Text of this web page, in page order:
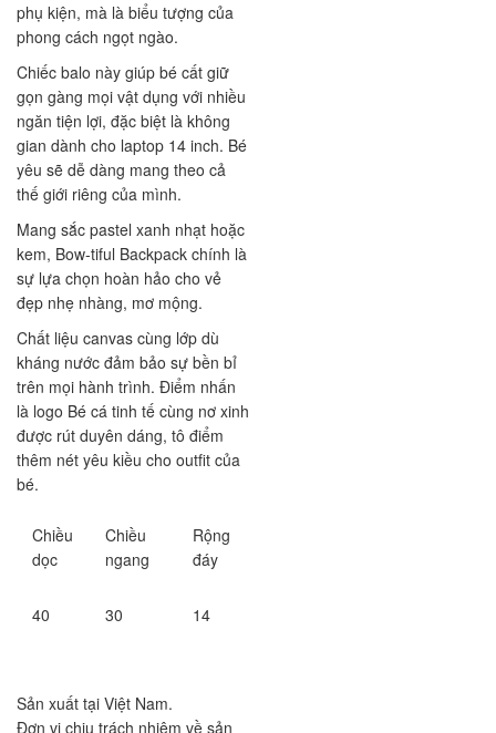
phụ kiện, mà là biểu tượng của
phong cách ngọt ngào.
​Chiếc balo này giúp bé cất giữ
gọn gàng mọi vật dụng với nhiều
ngăn tiện lợi, đặc biệt là không
gian dành cho laptop 14 inch. Bé
yêu sẽ dễ dàng mang theo cả
thế giới riêng của mình.
​Mang sắc pastel xanh nhạt hoặc
kem, Bow-tiful Backpack chính là
sự lựa chọn hoàn hảo cho vẻ
đẹp nhẹ nhàng, mơ mộng.
​Chất liệu canvas cùng lớp dù
kháng nước đảm bảo sự bền bỉ
trên mọi hành trình. Điểm nhấn
là logo Bé cá tinh tế cùng nơ xinh
được rút duyên dáng, tô điểm
thêm nét yêu kiều cho outfit của
bé.
Chiều
dọc
Chiều
ngang
Rộng
đáy
40 30 14
Sản xuất tại Việt Nam.
Đơn vị chịu trách nhiệm về sản